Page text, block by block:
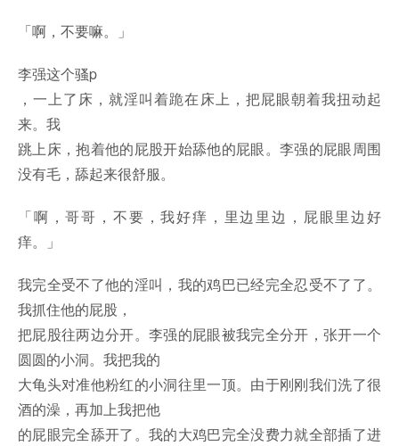
「啊，不要嘛。」
李强这个骚p
，一上了床，就淫叫着跪在床上，把屁眼朝着我扭动起
来。我
跳上床，抱着他的屁股开始舔他的屁眼。李强的屁眼周围
没有毛，舔起来很舒服。
「啊，哥哥，不要，我好痒，里边里边，屁眼里边好
痒。」
我完全受不了他的淫叫，我的鸡巴已经完全忍受不了了。
我抓住他的屁股，
把屁股往两边分开。李强的屁眼被我完全分开，张开一个
圆圆的小洞。我把我的
大龟头对准他粉红的小洞往里一顶。由于刚刚我们洗了很
酒的澡，再加上我把他
的屁眼完全舔开了。我的大鸡巴完全没费力就全部插了进